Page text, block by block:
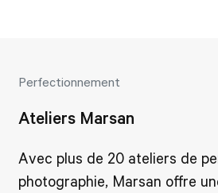
Perfectionnement
Ateliers Marsan
Avec plus de 20 ateliers de
photographie, Marsan offre